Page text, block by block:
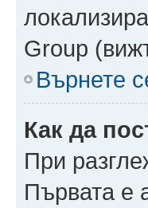
Group
Върнете
Как да
При
Първата е